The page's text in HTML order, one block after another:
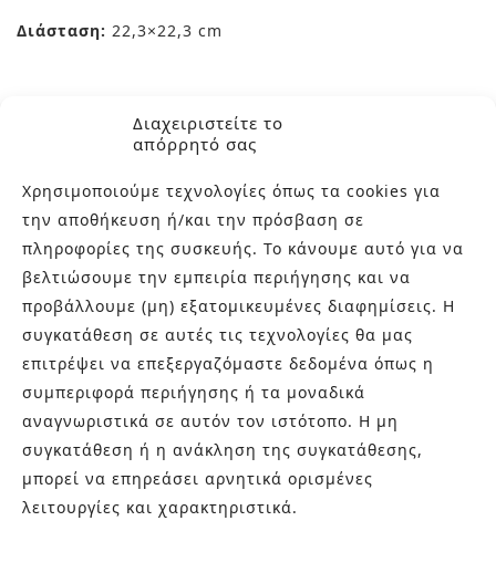
Διαχειριστείτε το
απόρρητό σας
Χρησιμοποιούμε τεχνολογίες όπως τα cookies για
την αποθήκευση ή/και την πρόσβαση σε
πληροφορίες της συσκευής. Το κάνουμε αυτό για να
βελτιώσουμε την εμπειρία περιήγησης και να
προβάλλουμε (μη) εξατομικευμένες διαφημίσεις. Η
συγκατάθεση σε αυτές τις τεχνολογίες θα μας
επιτρέψει να επεξεργαζόμαστε δεδομένα όπως η
συμπεριφορά περιήγησης ή τα μοναδικά
αναγνωριστικά σε αυτόν τον ιστότοπο. Η μη
συγκατάθεση ή η ανάκληση της συγκατάθεσης,
μπορεί να επηρεάσει αρνητικά ορισμένες
λειτουργίες και χαρακτηριστικά.
Διάσταση: 22,3×22,3 cm
Επικοινωνήστε μαζί μας στα τηλέφωνα 210-9934544
και 210-9934037 ή μέσω e-mail στο
info@bagnocasa.gr για περισσότερες πληροφορίες.
Θα χαρούμε να σας λύσουμε οποιαδήποτε απορία.